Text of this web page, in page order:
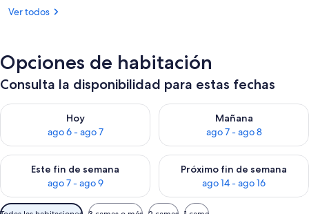
Ver todos
Opciones de habitación
Consulta la disponibilidad para estas fechas
Hoy
ago 6 - ago 7
Consulta la disponibilidad para hoy ago 6 - ago 7
Mañana
ago 7 - ago 8
Consulta la disponibilidad
Este fin de semana
ago 7 - ago 9
Consulta la disponibilidad para este fin de semana ago 7 -
Próximo fin de semana
ago 14 - ago 16
Consulta la disponibilidad
Filtros